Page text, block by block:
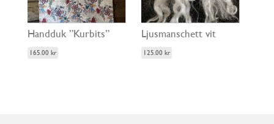
Handduk ”Kurbits”
165.00 kr
Ljusmanschett vit
125.00kr